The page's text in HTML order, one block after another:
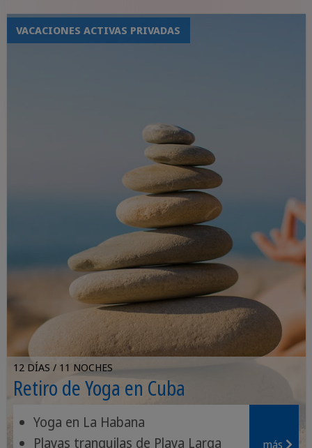
VACACIONES ACTIVAS PRIVADAS
12 DÍAS / 11 NOCHES
Retiro de Yoga en Cuba
Yoga en La Habana
Playas tranquilas de Playa Larga
más